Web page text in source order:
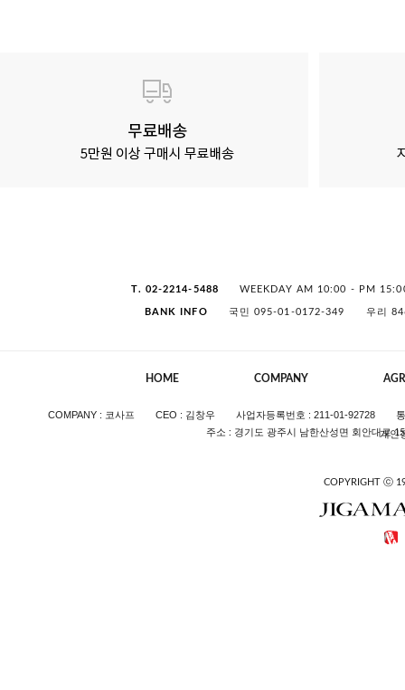
T. 02-2214-5488 WEEKDAY AM 10:00 - PM
BANK INFO 국민 095-01-0172-349 우리
HOME COMPANY
COMPANY : 코사프 CEO : 김창우 사업자등록번호 : 211-01-92728
개인
주소 : 경기도 광주시 남한산성면 회안대로
COPYRIGHT ⓒ